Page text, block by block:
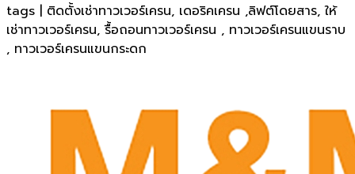
tags | ติดตั้งเช่าทาวเวอร์เครน, เดอริคเครน ,ลิฟต์โดยสาร, ให้
เช่าทาวเวอร์เครน, รื้อถอนทาวเวอร์เครน , ทาวเวอร์เครนแขนราบ
, ทาวเวอร์เครนแขนกระดก